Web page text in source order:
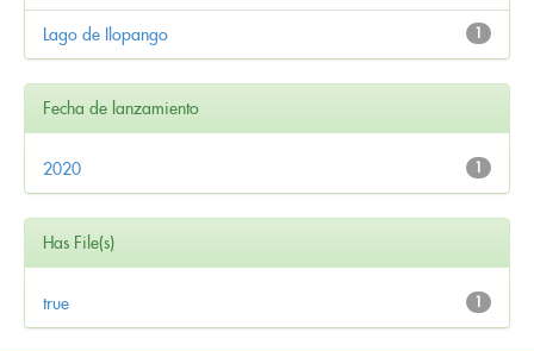
1
Lago de Ilopango
Fecha de lanzamiento
1
2020
Has File(s)
1
true